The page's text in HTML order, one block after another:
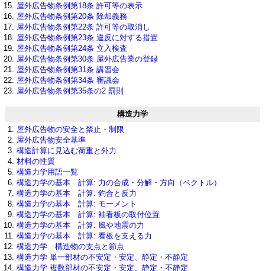
屋外広告物条例第18条 許可等の表示
屋外広告物条例第20条 除却義務
屋外広告物条例第22条 許可等の取消し
屋外広告物条例第23条 違反に対する措置
屋外広告物条例第24条 立入検査
屋外広告物条例第30条 屋外広告業の登録
屋外広告物条例第31条 講習会
屋外広告物条例第34条 審議会
屋外広告物条例第35条の2 罰則
構造力学
屋外広告物の安全と禁止・制限
屋外広告物安全基準
構造計算に見込む荷重と外力
材料の性質
構造力学用語一覧
構造力学の基本 計算: 力の合成・分解・方向（ベクトル）
構造力学の基本 計算: 釣合と反力
構造力学の基本 計算: モーメント
構造力学の基本 計算: 袖看板の取付位置
構造力学の基本 計算: 風や地震の力
構造力学の基本 計算: 看板を支える力
構造力学 構造物の支点と節点
構造力学 単一部材の不安定・安定、静定・不静定
構造力学 複数部材の不安定・安定、静定・不静定